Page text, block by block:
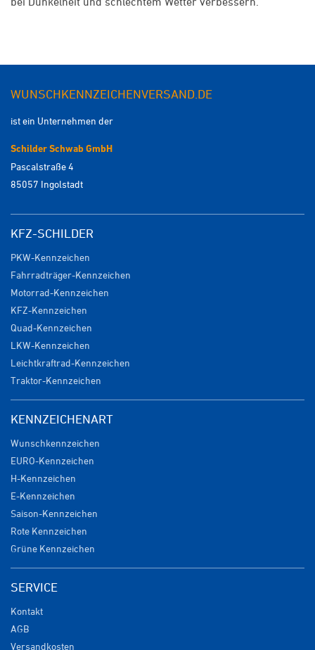
WUNSCHKENNZEICHENVERSAND.DE
ist ein Unternehmen der
Schilder Schwab GmbH
Pascalstraße 4
85057 Ingolstadt
KFZ-SCHILDER
PKW-Kennzeichen
Fahrradträger-Kennzeichen
Motorrad-Kennzeichen
KFZ-Kennzeichen
Quad-Kennzeichen
LKW-Kennzeichen
Leichtkraftrad-Kennzeichen
Traktor-Kennzeichen
KENNZEICHENART
Wunschkennzeichen
EURO-Kennzeichen
H-Kennzeichen
E-Kennzeichen
Saison-Kennzeichen
Rote Kennzeichen
Grüne Kennzeichen
SERVICE
Kontakt
AGB
Versandkosten